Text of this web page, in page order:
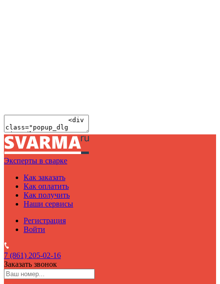
Эксперты в сварке
Как заказать
Как оплатить
Как получить
Наши сервисы
Регистрация
Войти
7 (861) 205-02-16
Заказать звонок